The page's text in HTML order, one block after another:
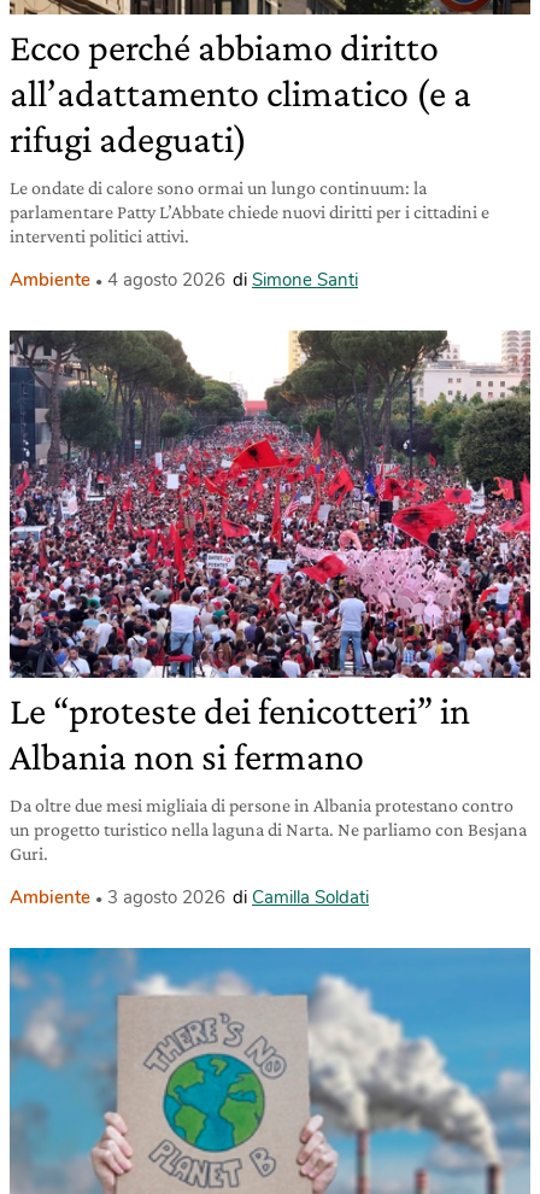
Ecco perché abbiamo diritto
all’adattamento climatico (e a
rifugi adeguati)
Le ondate di calore sono ormai un lungo continuum: la
parlamentare Patty L’Abbate chiede nuovi diritti per i cittadini e
interventi politici attivi.
Ambiente 4 agosto 2026 di Simone Santi
Le “proteste dei fenicotteri” in
Albania non si fermano
Da oltre due mesi migliaia di persone in Albania protestano contro
un progetto turistico nella laguna di Narta. Ne parliamo con Besjana
Guri.
Ambiente 3 agosto 2026 di Camilla Soldati